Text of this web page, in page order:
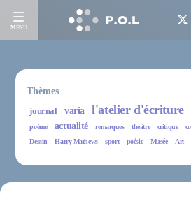
MENU
Thèmes
journal
varia l'atelier d'écriture
poème
actualité remarques theâtre critique
Dessin
Harry Mathews sport poésie Musée Art